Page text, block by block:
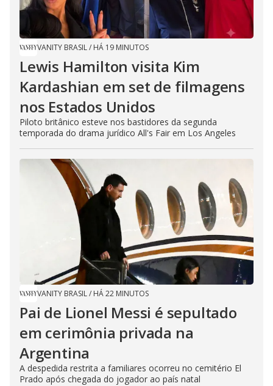
VANITY BRASIL/ HÁ 19 MINUTOS
Lewis Hamilton visita Kim
Kardashian em set de filmagens
nos Estados Unidos
Piloto britânico esteve nos bastidores da segunda
temporada do drama jurídico All's Fair em Los Angeles
VANITY BRASIL/ HÁ 22 MINUTOS
Pai de Lionel Messi é sepultado
em cerimônia privada na
Argentina
A despedida restrita a familiares ocorreu no cemitério El
Prado após chegada do jogador ao país natal